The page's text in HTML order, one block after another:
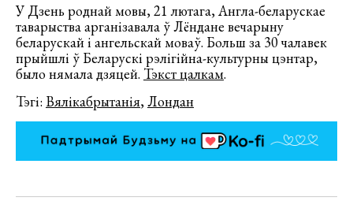
У Дзень роднай мовы, 21 лютага, Англа-беларускае
таварыства арганізавала ў Лёндане вечарыну
беларускай і ангельскай моваў. Больш за 30 чалавек
прыйшлі ў Беларускі рэлігійна-культурны цэнтар,
было нямала дзяцей. Тэкст цалкам.
Тэгі: Вялікабрытанія,Лондан